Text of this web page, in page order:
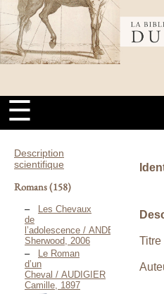
cheval
☰
Description
scientifique
Romans(158)
Les Chevaux
de
l’adolescence / ANDERSON
Sherwood, 2006
Le Roman
d’un
Cheval / AUDIGIER
Camille, 1897
Titre